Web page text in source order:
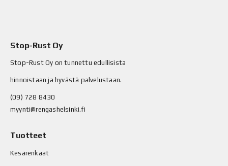
Stop-Rust Oy
Stop-Rust Oy on tunnettu edullisista
hinnoistaan ja hyvästä palvelustaan.
(09) 728 8430
myynti@rengashelsinki.fi
Tuotteet
Kesärenkaat